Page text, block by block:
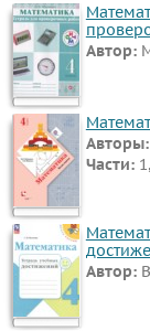
Автор:
Авторы:
Части:
Автор: